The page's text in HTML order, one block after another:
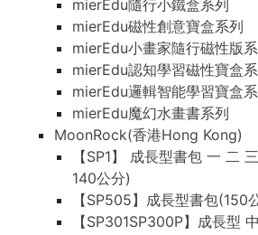
mierEdu隨行小鐵盒系列
mierEdu磁性創意寶盒系列
mierEdu小畫家隨行磁性版
mierEdu認知學習磁性寶盒
mierEdu邏輯智能學習寶盒
mierEdu魔幻水畫書系列
MoonRock(香港Hong Kong)
【SP1】 成長型書包 一 二
140公分)
【SP505】成長型書包(150
【SP301SP300P】成長型